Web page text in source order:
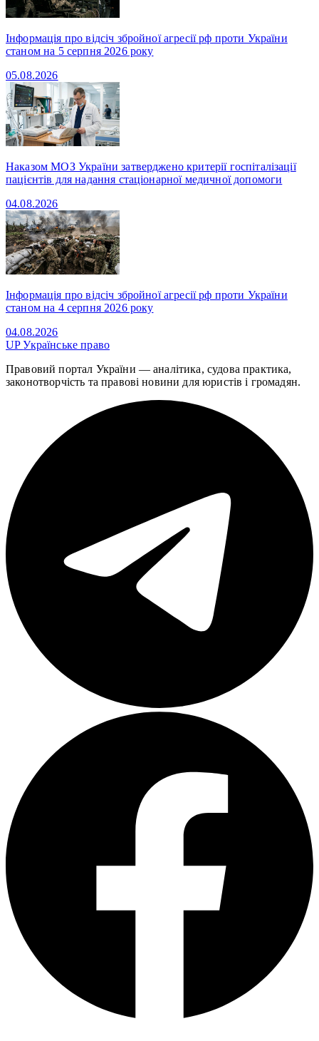
Інформація про відсіч збройної агресії рф проти України
станом на 5 серпня 2026 року
05.08.2026
Наказом МОЗ України затверджено критерії госпіталізації
пацієнтів для надання стаціонарної медичної допомоги
04.08.2026
Інформація про відсіч збройної агресії рф проти України
станом на 4 серпня 2026 року
04.08.2026
UPУкраїнське право
Правовий портал України — аналітика, судова практика,
законотворчість та правові новини для юристів і громадян.